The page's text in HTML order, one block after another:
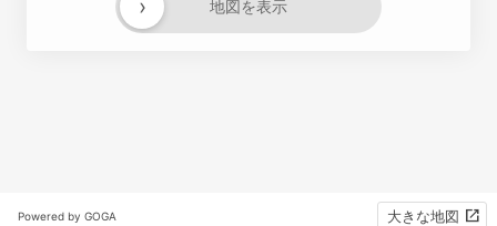
地図を表示
›
Powered by GOGA 大きな地図